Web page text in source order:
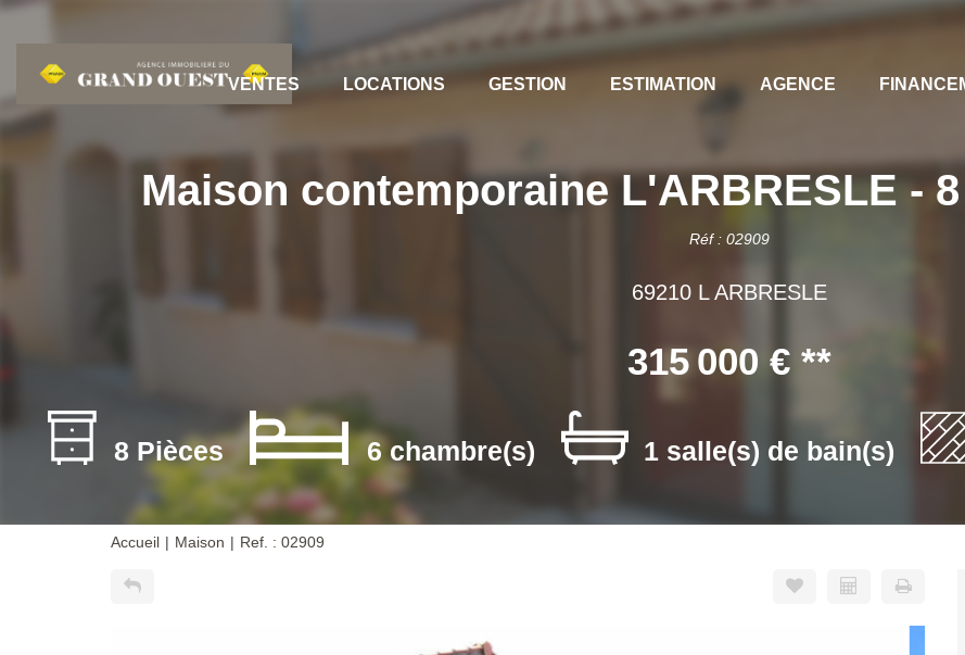
VENTES LOCATIONS GESTION ESTIMATION AGENCE
Maison contemporaine L'ARBRESLE -
Réf : 02909
69210 L ARBRESLE
315 000 € **
8 Pièces 6 chambre(s) 1 salle(s) de bain(s)
Accueil Maison Ref. : 02909